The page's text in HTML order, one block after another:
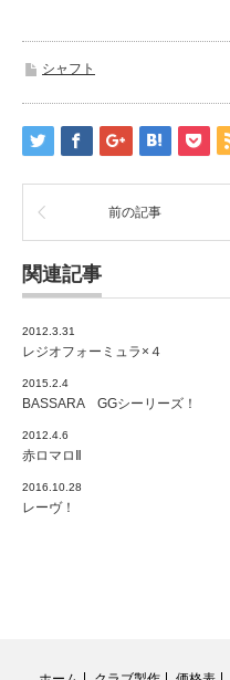
シャフト
前の記事
関連記事
2012.3.31
レジオフォーミュラ×４
2015.2.4
BASSARA GGシーリーズ！
2012.4.6
赤ロマロⅡ
2016.10.28
レーヴ！